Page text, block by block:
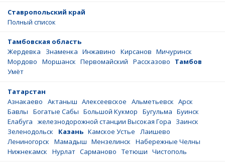
Ставропольский край
Полный список
Тамбовская область
Жердевка
Знаменка Инжавино Кирсанов Мичуринск
Мордово
Моршанск Первомайский Рассказово
Тамбов
Умёт
Татарстан
Азнакаево
Актаныш Алексеевское Альметьевск Арск
Бавлы
Богатые Сабы Большой Кукмор Бугульма Буинск
Елабуга
железнодорожной станции Высокая Гора
Заинск
Зеленодольск
Казань Камское Устье
Лаишево
Лениногорск
Мамадыш Мензелинск
Набережные Челны
Нижнекамск
Нурлат Сарманово Тетюши Чистополь